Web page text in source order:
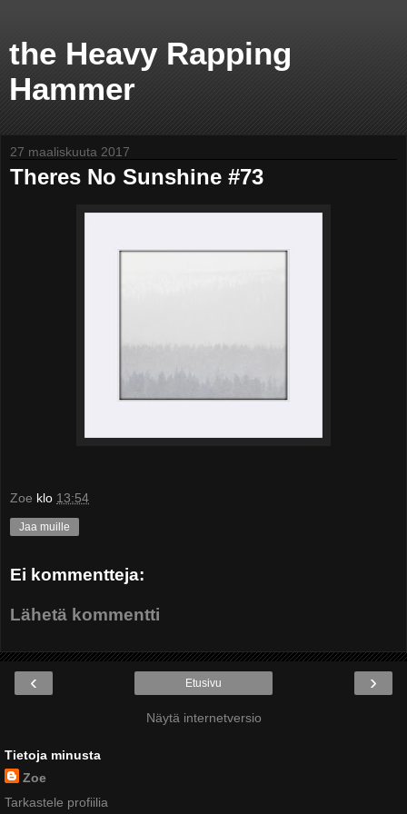
the Heavy Rapping
Hammer
27 maaliskuuta 2017
Theres No Sunshine #73
Zoe klo 13:54
Jaa muille
Ei kommentteja:
Lähetä kommentti
‹ ›
Etusivu
Näytä internetversio
Tietoja minusta
Zoe
Tarkastele profiilia